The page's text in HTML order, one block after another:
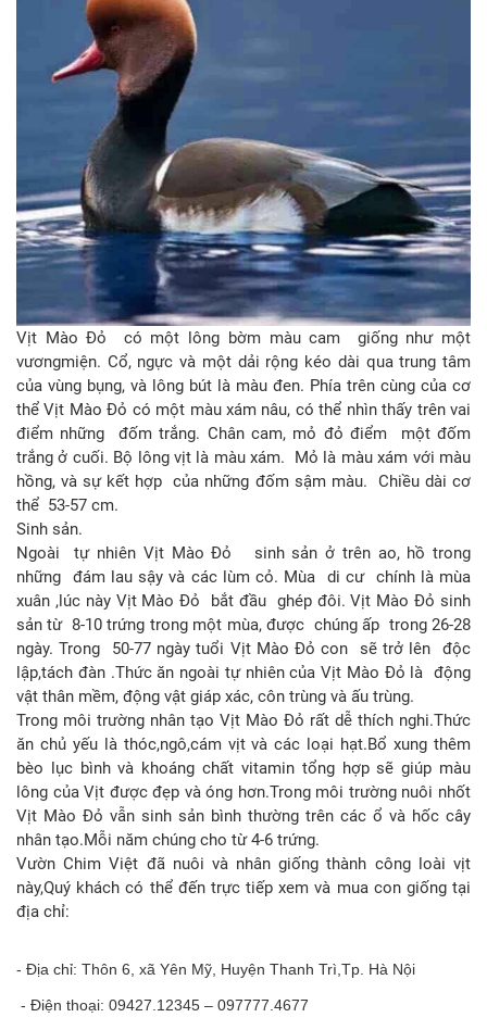
Vịt Mào Đỏ có một lông bờm màu cam giống như một
vươngmiện. Cổ, ngực và một dải rộng kéo dài qua trung tâm
của vùng bụng, và lông bút là màu đen. Phía trên cùng của cơ
thể Vịt Mào Đỏ có một màu xám nâu, có thể nhìn thấy trên vai
điểm những đốm trắng. Chân cam, mỏ đỏ điểm một đốm
trắng ở cuối. Bộ lông vịt là màu xám. Mỏ là màu xám với màu
hồng, và sự kết hợp của những đốm sậm màu. Chiều dài cơ
thể 53-57 cm.
Sinh sản.
Ngoài tự nhiên Vịt Mào Đỏ sinh sản ở trên ao, hồ trong
những đám lau sậy và các lùm cỏ. Mùa di cư chính là mùa
xuân ,lúc này Vịt Mào Đỏ bắt đầu ghép đôi. Vịt Mào Đỏ sinh
sản từ 8-10 trứng trong một mùa, được chúng ấp trong 26-28
ngày. Trong 50-77 ngày tuổi Vịt Mào Đỏ con sẽ trở lên độc
lập,tách đàn .Thức ăn ngoài tự nhiên của Vịt Mào Đỏ là động
vật thân mềm, động vật giáp xác, côn trùng và ấu trùng.
Trong môi trường nhân tạo Vịt Mào Đỏ rất dễ thích nghi.Thức
ăn chủ yếu là thóc,ngô,cám vịt và các loại hạt.Bổ xung thêm
bèo lục bình và khoáng chất vitamin tổng hợp sẽ giúp màu
lông của Vịt được đẹp và óng hơn.Trong môi trường nuôi nhốt
Vịt Mào Đỏ vẫn sinh sản bình thường trên các ổ và hốc cây
nhân tạo.Mỗi năm chúng cho từ 4-6 trứng.
Vườn Chim Việt đã nuôi và nhân giống thành công loài vịt
này,Quý khách có thể đến trực tiếp xem và mua con giống tại
địa chỉ:
- Địa chỉ: Thôn 6, xã Yên Mỹ, Huyện Thanh Trì,Tp. Hà Nội
- Điện thoại: 09427.12345 – 097777.4677